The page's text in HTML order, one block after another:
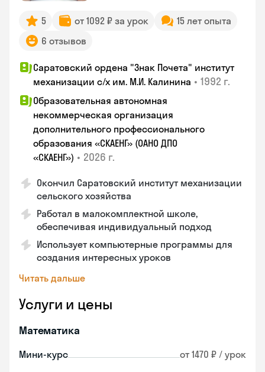
5 от 1092 ₽ за урок
15 лет опыта
6 отзывов
Саратовский ордена "Знак Почета" институт
механизации с/х им. М.И. Калинина • 1992 г.
Образовательная автономная
некоммерческая организация
дополнительного профессионального
образования «СКАЕНГ» (ОАНО ДПО
«СКАЕНГ») • 2026 г.
Окончил Саратовский институт механизации
сельского хозяйства
Работал в малокомплектной школе,
обеспечивая индивидуальный подход
Использует компьютерные программы для
создания интересных уроков
Читать дальше
Услуги и цены
Математика
Мини-курс от 1470 ₽ / урок